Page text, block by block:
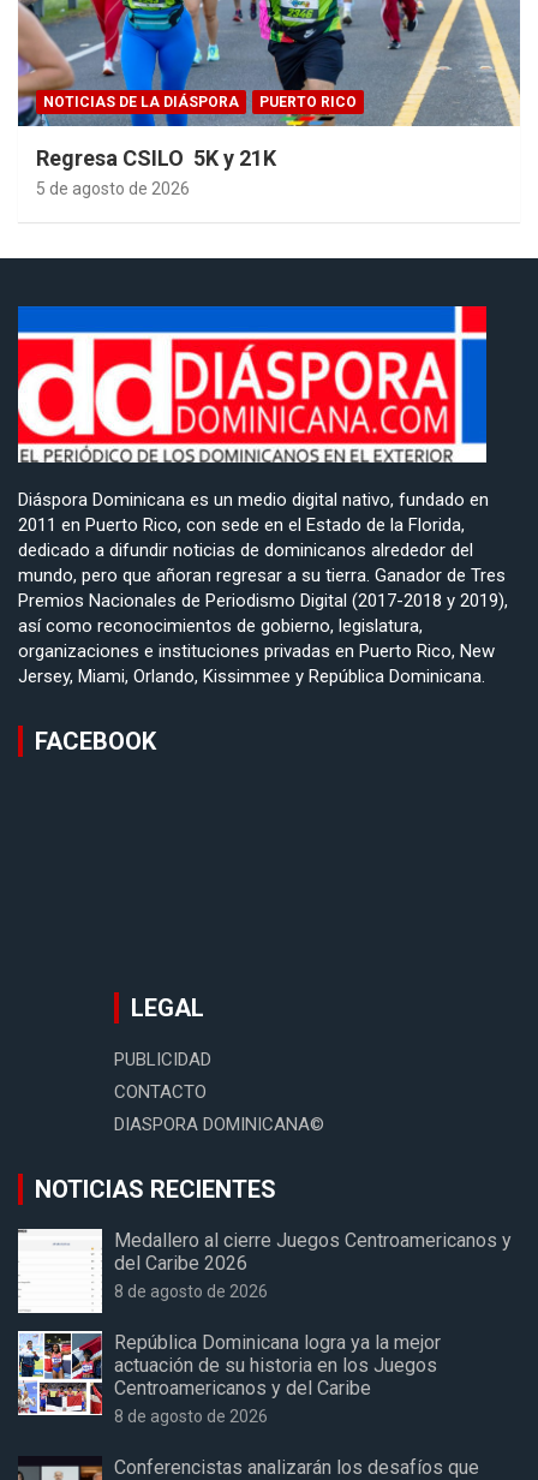
NOTICIAS DE LA DIÁSPORA PUERTO RICO
Regresa CSILO 5K y 21K
5 de agosto de 2026
Diáspora Dominicana es un medio digital nativo, fundado en
2011 en Puerto Rico, con sede en el Estado de la Florida,
dedicado a difundir noticias de dominicanos alrededor del
mundo, pero que añoran regresar a su tierra. Ganador de Tres
Premios Nacionales de Periodismo Digital (2017-2018 y 2019),
así como reconocimientos de gobierno, legislatura,
organizaciones e instituciones privadas en Puerto Rico, New
Jersey, Miami, Orlando, Kissimmee y República Dominicana.
FACEBOOK
LEGAL
PUBLICIDAD
CONTACTO
DIASPORA DOMINICANA©
NOTICIAS RECIENTES
Medallero al cierre Juegos Centroamericanos y
del Caribe 2026
8 de agosto de 2026
República Dominicana logra ya la mejor
actuación de su historia en los Juegos
Centroamericanos y del Caribe
8 de agosto de 2026
Conferencistas analizarán los desafíos que